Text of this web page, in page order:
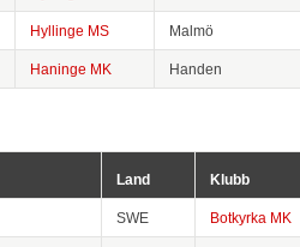
Hyllinge MS Malmö
Haninge MK Handen
Land Klubb
SWE Botkyrka MK